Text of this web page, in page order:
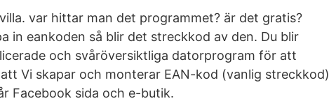
var hittar man det programmet? är det gratis?
in eankoden så blir det streckkod av den. Du blir
och svåröversiktliga datorprogram för att
Vi skapar och monterar EAN-kod (vanlig streckkod)
Facebook sida och e-butik.